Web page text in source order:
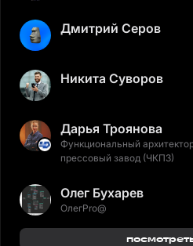
Дмитрий Серов
Никита Суворов
Дарья Троянова
Функциональный
прессовый завод (ЧКПЗ)
Олег Бухарев
ОлегPro@